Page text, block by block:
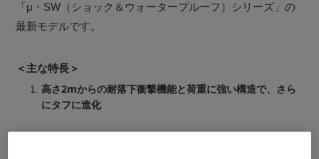
「μ・SW（ショック＆ウォータープルーフ）シリーズ」の
最新モデルです。
＜主な特長＞
高さ2mからの耐落下衝撃機能と荷重に強い構造で、さら
にタフに進化
※6